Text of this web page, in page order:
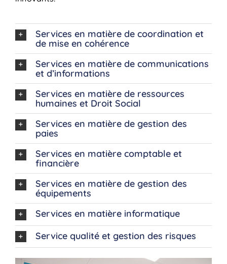
Services en matière de coordination et
de mise en cohérence
Services en matière de communications
et d’informations
Services en matière de ressources
humaines et Droit Social
Services en matière de gestion des
paies
Services en matière comptable et
financière
Services en matière de gestion des
équipements
Services en matière informatique
Service qualité et gestion des risques